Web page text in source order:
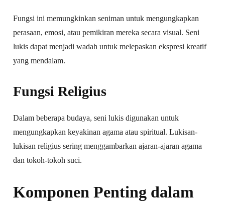
Fungsi ini memungkinkan seniman untuk mengungkapkan
perasaan, emosi, atau pemikiran mereka secara visual. Seni
lukis dapat menjadi wadah untuk melepaskan ekspresi kreatif
yang mendalam.
Fungsi Religius
Dalam beberapa budaya, seni lukis digunakan untuk
mengungkapkan keyakinan agama atau spiritual. Lukisan-
lukisan religius sering menggambarkan ajaran-ajaran agama
dan tokoh-tokoh suci.
Komponen Penting dalam